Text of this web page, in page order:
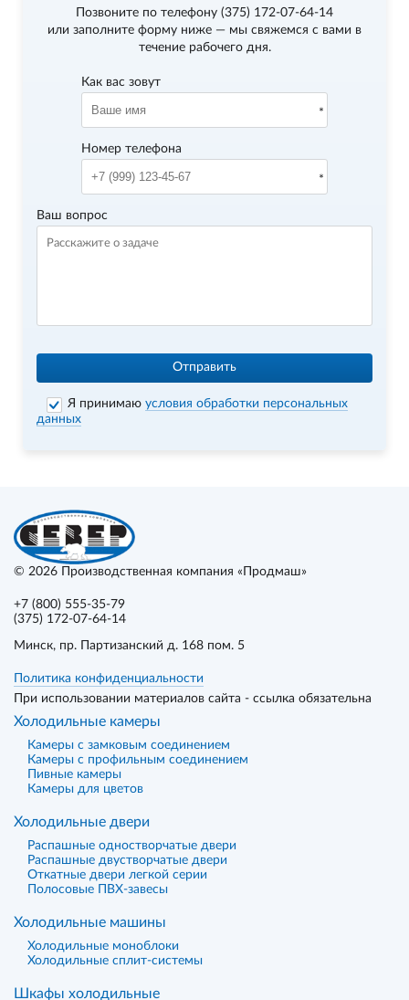
Позвоните по телефону (375) 172-07-64-14
или заполните форму ниже — мы свяжемся с вами в
течение рабочего дня.
Как вас зовут
Номер телефона
Ваш вопрос
Отправить
Я принимаюусловия обработки персональных
данных
© 2026 Производственная компания «Продмаш»
+7 (800) 555-35-79
(375) 172-07-64-14
Минск, пр. Партизанский д. 168 пом. 5
Политика конфиденциальности
При использовании материалов сайта - ссылка обязательна
Холодильные камеры
Камеры с замковым соединением
Камеры с профильным соединением
Пивные камеры
Камеры для цветов
Холодильные двери
Распашные одностворчатые двери
Распашные двустворчатые двери
Откатные двери легкой серии
Полосовые ПВХ-завесы
Холодильные машины
Холодильные моноблоки
Холодильные сплит-системы
Шкафы холодильные